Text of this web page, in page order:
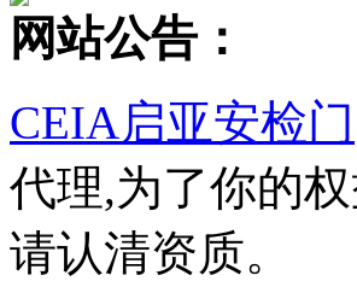
网站公告：
CEIA启亚安检门
代理,为了你的
请认清资质。